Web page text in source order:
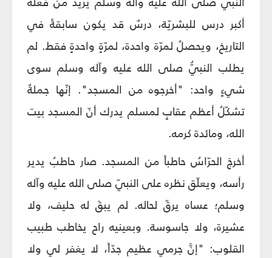
أكبر درس للبشريّة، درسٌ قد يكون سابقةً في
التاريخ، ويحصلُ لمرّة واحدة، لمرّةٍ واحدةٍ فقط. لم
يطلب النبيُّ صلى الله عليه وآله وسلم سوى
شيءٍ واحد: "أخرجوه من المسجد". إنّها جملةٌ
تشكّلُ أعظم عقابٍ لمسلم يدرك أنّ المسجد بيت
الله، ومائدة كرمه.
أخرجَ الحرّاسُ حاطباً من المسجد. صار حاطبُ يدير
رأسه، ويعلّق نظره على النبيّ صلى الله عليه وآله
وسلم؛ عساه يرقّ لحاله. لم يبقَ له حليف، ولا
عشيرة، ولا جاسوسة. وبعينيه راح يخاطب طبيب
القلوب: "إنَّ جرمي عظيم جدّاً، لا يغفر لي ولا